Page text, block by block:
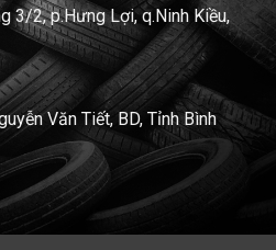
3/2, p.Hưng Lợi, q.Ninh Kiều,
Văn Tiết, BD, Tỉnh Bình